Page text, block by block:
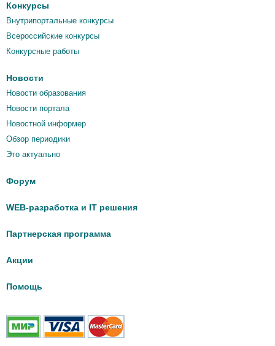
Конкурсы
Внутрипортальные конкурсы
Всероссийские конкурсы
Конкурсные работы
Новости
Новости образования
Новости портала
Новостной информер
Обзор периодики
Это актуально
Форум
WEB-разработка и IT решения
Партнерская программа
Акции
Помощь